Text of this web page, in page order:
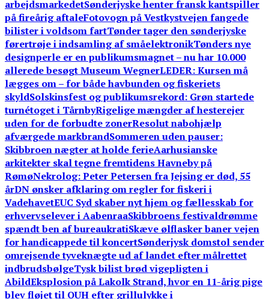
arbejdsmarkedetSønderjyske henter fransk kantspiller
på fireårig aftaleFotovogn på Vestkystvejen fangede
bilister i voldsom fartTønder tager den sønderjyske
førertrøje i indsamling af småelektronikTønders nye
designperle er en publikumsmagnet – nu har 10.000
allerede besøgt Museum WegnerLEDER: Kursen må
lægges om – for både havbunden og fiskeriets
skyldSolskinsfest og publikumsrekord: Grøn startede
turnétoget i TårnbyRigelige mængder af hesterejer
uden for de forbudte zonerResolut nabohjælp
afværgede markbrandSommeren uden pauser:
Skibbroen nægter at holde ferieAarhusianske
arkitekter skal tegne fremtidens Havneby på
RømøNekrolog: Peter Petersen fra Jejsing er død, 55
årDN ønsker afklaring om regler for fiskeri i
VadehavetEUC Syd skaber nyt hjem og fællesskab for
erhvervselever i AabenraaSkibbroens festivaldrømme
spændt ben af bureaukratiSkæve ølflasker baner vejen
for handicappede til koncertSønderjysk domstol sender
omrejsende tyveknægte ud af landet efter målrettet
indbrudsbølgeTysk bilist brød vigepligten i
AbildEksplosion på Lakolk Strand, hvor en 11-årig pige
blev fløjet til OUH efter grillulykke i